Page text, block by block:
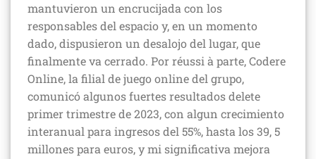
mantuvieron un encrucijada con los
responsables del espacio y, en un momento
dado, dispusieron un desalojo del lugar, que
finalmente va cerrado. Por réussi à parte, Codere
Online, la filial de juego online del grupo,
comunicó algunos fuertes resultados delete
primer trimestre de 2023, con algun crecimiento
interanual para ingresos del 55%, hasta los 39, 5
millones para euros, y mi significativa mejora